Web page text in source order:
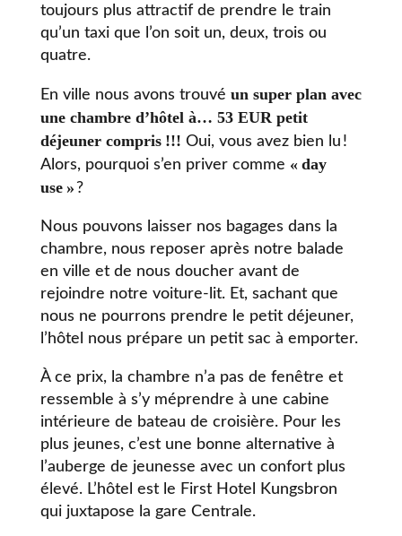
toujours plus attractif de prendre le train
qu’un taxi que l’on soit un, deux, trois ou
quatre.
En ville nous avons trouvé un super plan avec
une chambre d’hôtel à… 53 EUR petit
déjeuner compris !!! Oui, vous avez bien lu !
Alors, pourquoi s’en priver comme « day
use » ?
Nous pouvons laisser nos bagages dans la
chambre, nous reposer après notre balade
en ville et de nous doucher avant de
rejoindre notre voiture-lit. Et, sachant que
nous ne pourrons prendre le petit déjeuner,
l’hôtel nous prépare un petit sac à emporter.
À ce prix, la chambre n’a pas de fenêtre et
ressemble à s’y méprendre à une cabine
intérieure de bateau de croisière. Pour les
plus jeunes, c’est une bonne alternative à
l’auberge de jeunesse avec un confort plus
élevé. L’hôtel est le First Hotel Kungsbron
qui juxtapose la gare Centrale.